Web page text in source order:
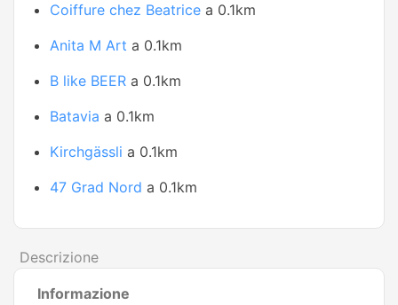
Coiffure chez Beatrice a 0.1km
Anita M Art a 0.1km
B like BEER a 0.1km
Batavia a 0.1km
Kirchgässli a 0.1km
47 Grad Nord a 0.1km
Descrizione
Informazione